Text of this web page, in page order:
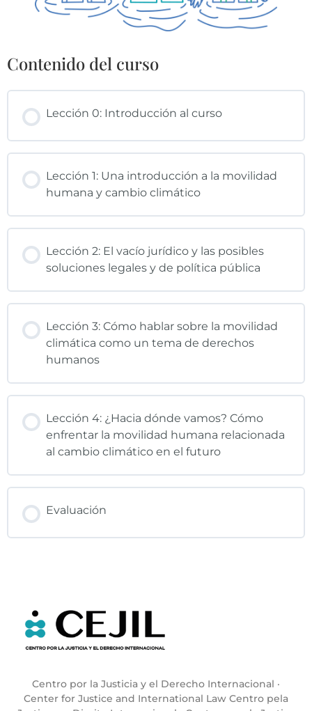
contenido del curso
Lección 0: Introducción al curso
Lección 1: Una introducción a la movilidad
humana y cambio climático
Lección 2: El vacío jurídico y las posibles
soluciones legales y de política pública
Lección 3: Cómo hablar sobre la movilidad
climática como un tema de derechos
humanos
Lección 4: ¿Hacia dónde vamos? Cómo
enfrentar la movilidad humana relacionada
al cambio climático en el futuro
Evaluación
Centro por la Justicia y el Derecho Internacional ·
Center for Justice and International Law Centro pela